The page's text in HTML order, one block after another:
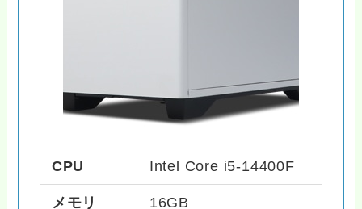
CPU Intel Core i5-14400F
メモリ 16GB